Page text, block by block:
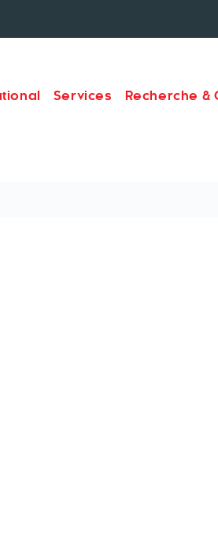
Services Recherche &